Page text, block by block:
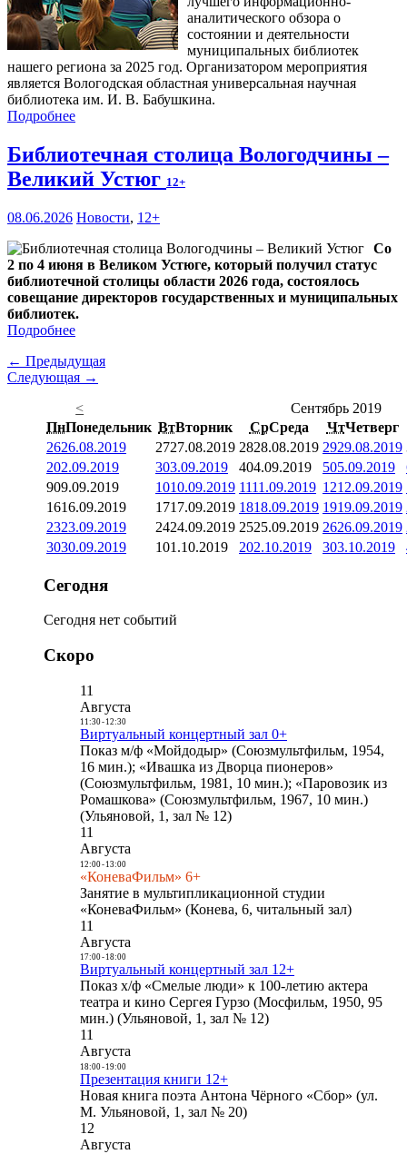
аналитического обзора о
состоянии и деятельности
муниципальных библиотек
нашего региона за 2025 год. Организатором мероприятия
является Вологодская областная универсальная научная
библиотека им. И. В. Бабушкина.
Подробнее
Библиотечная столица Вологодчины –
Великий Устюг 12+
08.06.2026 Новости, 12+
Со
2 по 4 июня в Великом Устюге, который получил статус
библиотечной столицы области 2026 года, состоялось
совещание директоров государственных и муниципальных
библиотек.
Подробнее
← Предыдущая
Следующая →
<
Сентябрь 2019
ПнПонедельник ВтВторник СрСреда ЧтЧетверг
2626.08.2019 2727.08.2019 2828.08.2019 2929.08.2019
202.09.2019 303.09.2019 404.09.2019 505.09.2019
909.09.2019 1010.09.2019 1111.09.2019 1212.09.2019
1616.09.2019 1717.09.2019 1818.09.2019 1919.09.2019
2323.09.2019 2424.09.2019 2525.09.2019 2626.09.2019
3030.09.2019 101.10.2019 202.10.2019 303.10.2019
Сегодня
Сегодня нет событий
Скоро
11
Августа
11:30- 12:30
Виртуальный концертный зал 0+
Показ м/ф «Мойдодыр» (Союзмультфильм, 1954,
16 мин.); «Ивашка из Дворца пионеров»
(Союзмультфильм, 1981, 10 мин.); «Паровозик из
Ромашкова» (Союзмультфильм, 1967, 10 мин.)
(Ульяновой, 1, зал № 12)
11
Августа
12:00- 13:00
«КоневаФильм» 6+
Занятие в мультипликационной студии
«КоневаФильм» (Конева, 6, читальный зал)
11
Августа
17:00- 18:00
Виртуальный концертный зал 12+
Показ х/ф «Смелые люди» к 100-летию актера
театра и кино Сергея Гурзо (Мосфильм, 1950, 95
мин.) (Ульяновой, 1, зал № 12)
11
Августа
18:00- 19:00
Презентация книги 12+
Новая книга поэта Антона Чёрного «Сбор» (ул.
М. Ульяновой, 1, зал № 20)
12
Августа